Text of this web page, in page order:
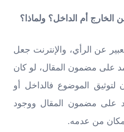
الخارج أم الداخل؟ ولماذا؟
عن الرأي، والإنترنت جعل
على مضمون المقال، لو كان
لتوثيق الموضوع فالداخل أو
على مضمون المقال ووجود
من عدمه.